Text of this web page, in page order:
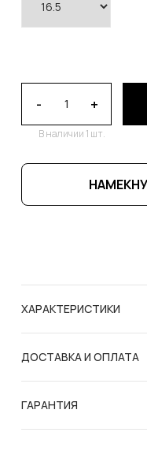
- +
В наличии 1 шт.
ХАРАКТЕРИСТИКИ
ДОСТАВКА И ОПЛАТА
ГАРАНТИЯ